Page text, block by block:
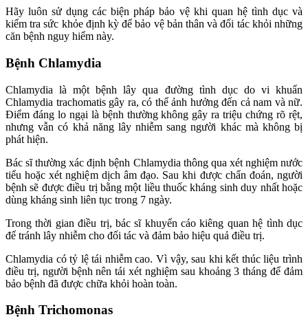
Hãy luôn sử dụng các biện pháp bảo vệ khi quan hệ tình dục và
kiểm tra sức khỏe định kỳ để bảo vệ bản thân và đối tác khỏi những
căn bệnh nguy hiểm này.
Bệnh Chlamydia
Chlamydia là một bệnh lây qua đường tình dục do vi khuẩn
Chlamydia trachomatis gây ra, có thể ảnh hưởng đến cả nam và nữ.
Điểm đáng lo ngại là bệnh thường không gây ra triệu chứng rõ rệt,
nhưng vẫn có khả năng lây nhiễm sang người khác mà không bị
phát hiện.
Bác sĩ thường xác định bệnh Chlamydia thông qua xét nghiệm nước
tiểu hoặc xét nghiệm dịch âm đạo. Sau khi được chẩn đoán, người
bệnh sẽ được điều trị bằng một liều thuốc kháng sinh duy nhất hoặc
dùng kháng sinh liên tục trong 7 ngày.
Trong thời gian điều trị, bác sĩ khuyến cáo kiêng quan hệ tình dục
để tránh lây nhiễm cho đối tác và đảm bảo hiệu quả điều trị.
Chlamydia có tỷ lệ tái nhiễm cao. Vì vậy, sau khi kết thúc liệu trình
điều trị, người bệnh nên tái xét nghiệm sau khoảng 3 tháng để đảm
bảo bệnh đã được chữa khỏi hoàn toàn.
Bệnh Trichomonas